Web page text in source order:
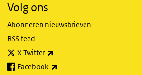
Volg ons
Abonneren nieuwsbrieven
RSS feed
X Twitter
Facebook